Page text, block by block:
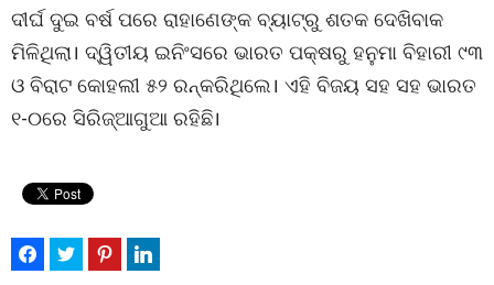
ଦୀର୍ଘ ଦୁଇ ବର୍ଷ ପରେ ରାହାଣେଙ୍କ ବ୍ୟାଟ୍‌ରୁ ଶତକ ଦେଖିବାକ
ମିଳିଥିଲା। ଦ୍ୱିତୀୟ ଇନିଂସରେ ଭାରତ ପକ୍ଷରୁ ହନୁମା ବିହାରୀ ୯୩
ଓ ବିରାଟ କୋହଲୀ ୫୨ ରନ୍‌କରିଥିଲେ। ଏହି ବିଜୟ ସହ ସହ ଭାରତ
୧-୦ରେ ସିରିଜ୍‌ଆଗୁଆ ରହିଛି।